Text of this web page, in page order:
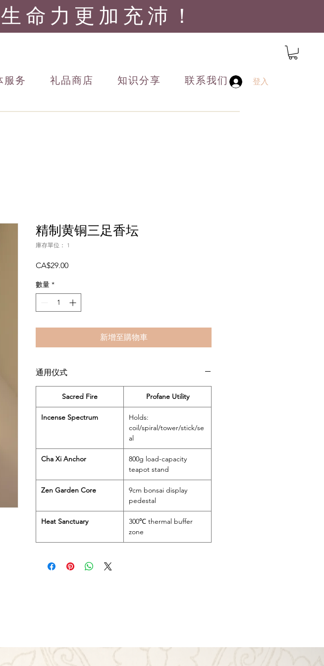
命力 更加充沛！
服务 礼品商店 知识分享 联系我们 登入
精制黄铜三足香坛
庫存單位： 1
CA$29.00價
數量 *
新增至購物車
通用仪式
Sacred Fire Profane Utility
Incense Spectrum
Holds:
coil/spiral/tower/stick/se
al
Cha Xi Anchor
800g load-capacity
teapot stand
Zen Garden Core
9cm bonsai display
pedestal
Heat Sanctuary
300℃ thermal buffer
zone